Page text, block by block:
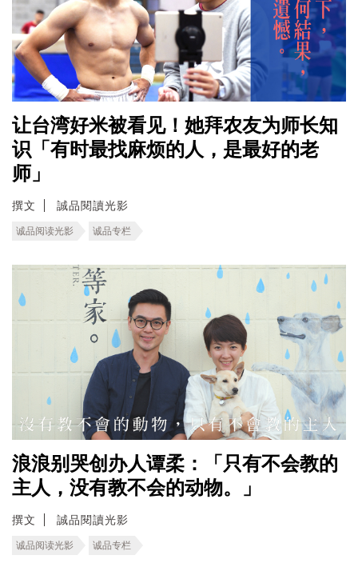
让台湾好米被看见！她拜农友为师长知
识「有时最找麻烦的人，是最好的老
师」
撰文 誠品閱讀光影
诚品阅读光影 诚品专栏
浪浪别哭创办人谭柔：「只有不会教的
主人，没有教不会的动物。」
撰文 誠品閱讀光影
诚品阅读光影 诚品专栏